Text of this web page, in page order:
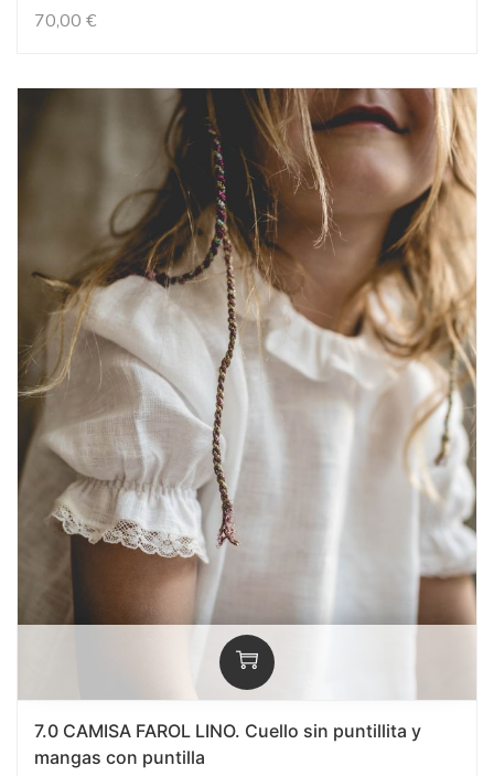
70,00 €
7.0 CAMISA FAROL LINO. Cuello sin puntillita y
mangas con puntilla